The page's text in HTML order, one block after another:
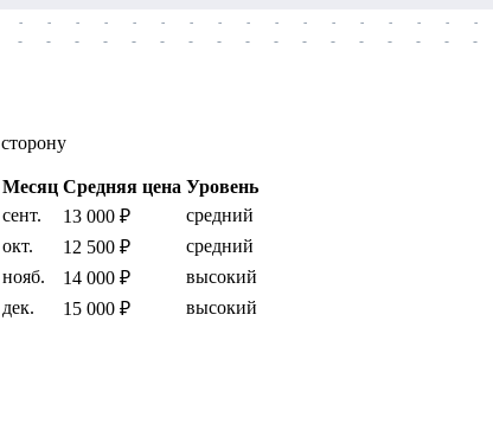
-
-
-
-
-
-
-
-
-
-
-
-
-
-
-
-
-
-
-
-
-
-
-
-
-
-
-
-
-
-
-
-
-
-
Месяц Средняя цена Уровень
сент. 13 000 ₽
средний
окт. 12 500 ₽
средний
нояб. 14 000 ₽
высокий
дек. 15 000 ₽ высокий